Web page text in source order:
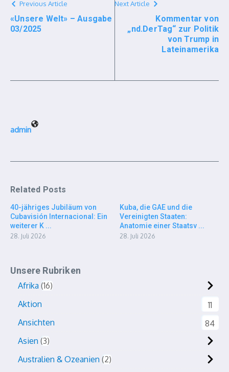
Previous Article
«Unsere Welt» – Ausgabe
03/2025
Next Article
Kommentar von
„nd.DerTag“ zur Politik
von Trump in
Lateinamerika
admin
Related Posts
40-jähriges Jubiläum von
Cubavisión Internacional: Ein
weiterer K ...
28. Juli 2026
Kuba, die GAE und die
Vereinigten Staaten:
Anatomie einer Staatsv ...
28. Juli 2026
Unsere Rubriken
Afrika 16
Aktion
11
Ansichten
84
Asien 3
Australien & Ozeanien 2